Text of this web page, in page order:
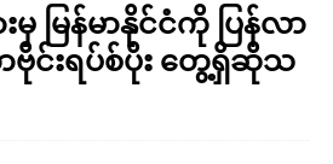
မြန်မာနိုင်ငံကို ပြန်လာ
င်းရပ်စ်ပိုး တွေ့ရှိဆိုသ